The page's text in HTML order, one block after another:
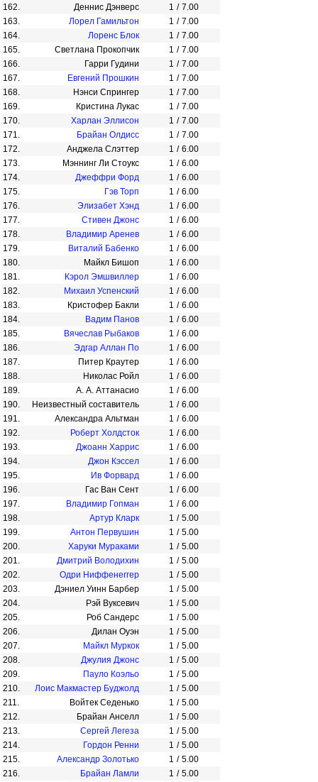
162.
Деннис Дэнверс 1 / 7.00
163.
Лорел Гамильтон 1 / 7.00
164.
Лоренс Блок 1 / 7.00
165.
Светлана Прокопчик 1 / 7.00
166.
Гарри Гудини 1 / 7.00
167.
Евгений Прошкин 1 / 7.00
168.
Нэнси Спрингер 1 / 7.00
169.
Кристина Лукас 1 / 7.00
170.
Харлан Эллисон 1 / 7.00
171.
Брайан Олдисс 1 / 7.00
172.
Анджела Слэттер 1 / 6.00
173.
Мэннинг Ли Стоукс 1 / 6.00
174.
Джеффри Форд 1 / 6.00
175.
Гэв Торп 1 / 6.00
176.
Элизабет Хэнд 1 / 6.00
177.
Стивен Джонс 1 / 6.00
178.
Владимир Аренев 1 / 6.00
179.
Виталий Бабенко 1 / 6.00
180.
Майкл Бишоп 1 / 6.00
181.
Кэрол Эмшвиллер 1 / 6.00
182.
Михаил Успенский 1 / 6.00
183.
Кристофер Бакли 1 / 6.00
184.
Вадим Панов 1 / 6.00
185.
Вячеслав Рыбаков 1 / 6.00
186.
Эдгар Аллан По 1 / 6.00
187.
Питер Краутер 1 / 6.00
188.
Николас Ройл 1 / 6.00
189.
А. А. Аттанасио 1 / 6.00
190.
Неизвестный составитель 1 / 6.00
191.
Александра Альтман 1 / 6.00
192.
Роберт Холдсток 1 / 6.00
193.
Джоанн Харрис 1 / 6.00
194.
Джон Кэссел 1 / 6.00
195.
Ив Форвард 1 / 6.00
196.
Гас Ван Сент 1 / 6.00
197.
Владимир Гопман 1 / 6.00
198.
Артур Кларк 1 / 5.00
199.
Антон Первушин 1 / 5.00
200.
Харуки Мураками 1 / 5.00
201.
Дмитрий Володихин 1 / 5.00
202.
Одри Ниффенеггер 1 / 5.00
203.
Дэниел Уинн Барбер 1 / 5.00
204.
Рэй Вуксевич 1 / 5.00
205.
Роб Сандерс 1 / 5.00
206.
Дилан Оуэн 1 / 5.00
207.
Майкл Муркок 1 / 5.00
208.
Джулия Джонс 1 / 5.00
209.
Пауло Коэльо 1 / 5.00
210.
Лоис Макмастер Буджолд 1 / 5.00
211.
Войтек Седенько 1 / 5.00
212.
Брайан Анселл 1 / 5.00
213.
Сергей Легеза 1 / 5.00
214.
Гордон Ренни 1 / 5.00
215.
Александр Золотько 1 / 5.00
216.
Брайан Ламли 1 / 5.00